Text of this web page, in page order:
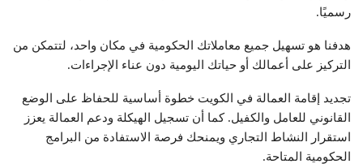
رسميًا.
هدفنا هو تسهيل جميع معاملاتك الحكومية في مكان واحد، لتتمكن من
التركيز على أعمالك أو حياتك اليومية دون عناء الإجراءات.
تجديد إقامة العمالة في الكويت خطوة أساسية للحفاظ على الوضع
القانوني للعامل والكفيل. كما أن تسجيل الهيكلة ودعم العمالة يعزز
استقرار النشاط التجاري ويمنحك فرصة الاستفادة من البرامج
الحكومية المتاحة.